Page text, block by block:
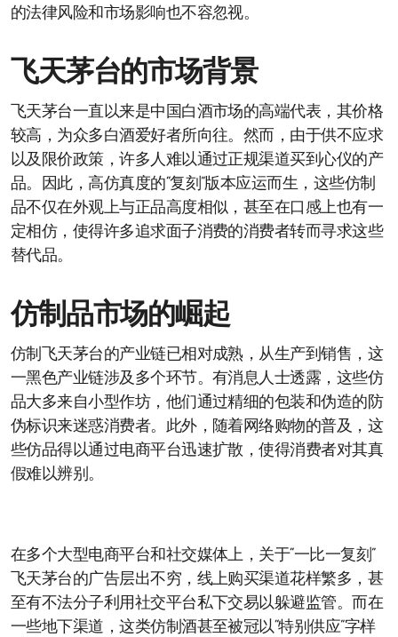
的法律风险和市场影响也不容忽视。
飞天茅台的市场背景
飞天茅台一直以来是中国白酒市场的高端代表，其价格
较高，为众多白酒爱好者所向往。然而，由于供不应求
以及限价政策，许多人难以通过正规渠道买到心仪的产
品。因此，高仿真度的“复刻”版本应运而生，这些仿制
品不仅在外观上与正品高度相似，甚至在口感上也有一
定相仿，使得许多追求面子消费的消费者转而寻求这些
替代品。
仿制品市场的崛起
仿制飞天茅台的产业链已相对成熟，从生产到销售，这
一黑色产业链涉及多个环节。有消息人士透露，这些仿
品大多来自小型作坊，他们通过精细的包装和伪造的防
伪标识来迷惑消费者。此外，随着网络购物的普及，这
些仿品得以通过电商平台迅速扩散，使得消费者对其真
假难以辨别。
在多个大型电商平台和社交媒体上，关于“一比一复刻”
飞天茅台的广告层出不穷，线上购买渠道花样繁多，甚
至有不法分子利用社交平台私下交易以躲避监管。而在
一些地下渠道，这类仿制酒甚至被冠以“特别供应”字样